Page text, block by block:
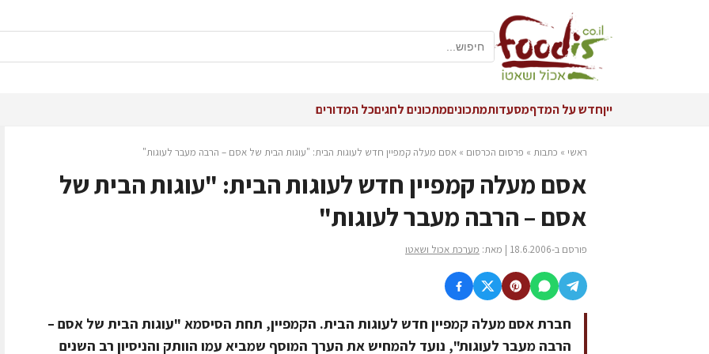
ייןחדש על המדףמסעדותמתכוניםמתכונים לחגיםכל המדורים
ראשי » כתבות » פרסום הכרסום » אסם מעלה קמפיין חדש לעוגות הבית: "עוגות הבית של אסם – הרבה מעבר לעוגות"
אסם מעלה קמפיין חדש לעוגות הבית: "עוגות הבית של
אסם – הרבה מעבר לעוגות"
פורסם ב-18.6.2006 | מאת: מערכת אכול ושאטו
חברת אסם מעלה קמפיין חדש לעוגות הבית. הקמפיין, תחת הסיסמא "עוגות הבית של אסם –
הרבה מעבר לעוגות", נועד להמחיש את הערך המוסף שמביא עמו הוותק והניסיון רב השנים